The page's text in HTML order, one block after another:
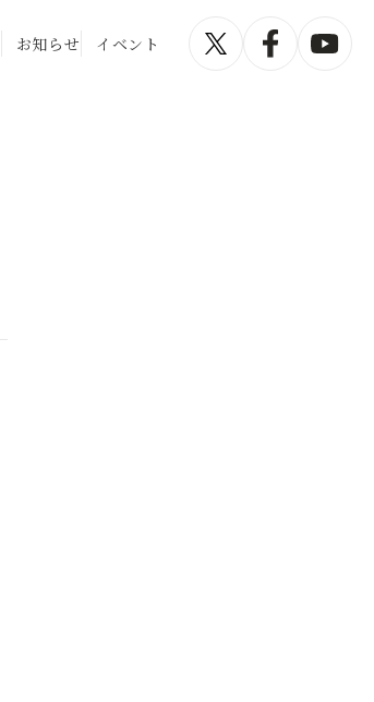
お知らせ イベント